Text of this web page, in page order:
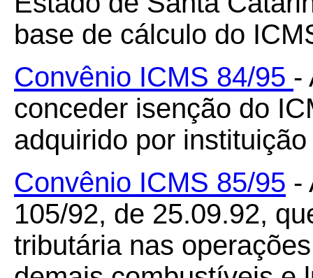
base de cálculo do
Convênio ICMS 84/95 -
conceder isenção do
adquirido por
Convênio ICMS 85/95 -
105/92, de 25.09.92,
tributária nas